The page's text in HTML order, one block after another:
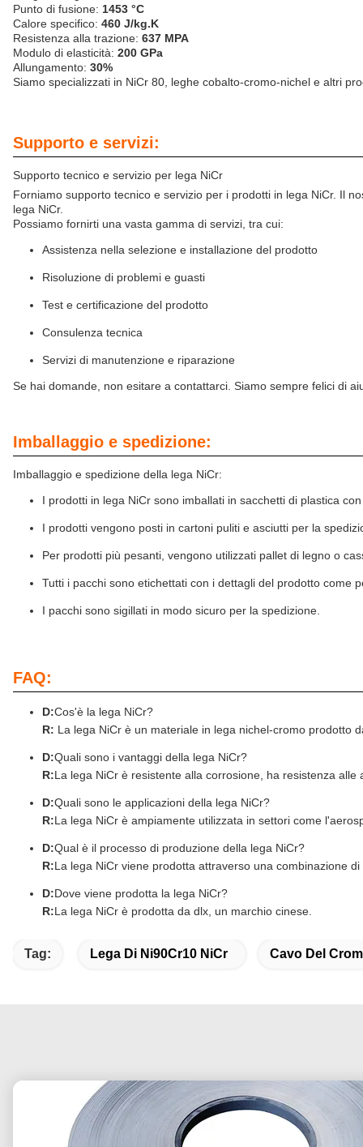
Punto di fusione: 1453 °C
Calore specifico: 460 J/kg.K
Resistenza alla trazione: 637 MPA
Modulo di elasticità: 200 GPa
Allungamento: 30%
Siamo specializzati in NiCr 80, leghe cobalto-cromo-nichel e altri
Supporto e servizi:
Supporto tecnico e servizio per lega NiCr
Forniamo supporto tecnico e servizio per i prodotti in lega NiCr. Il
lega NiCr.
Possiamo fornirti una vasta gamma di servizi, tra cui:
Assistenza nella selezione e installazione del prodotto
Risoluzione di problemi e guasti
Test e certificazione del prodotto
Consulenza tecnica
Servizi di manutenzione e riparazione
Se hai domande, non esitare a contattarci. Siamo sempre felici di
Imballaggio e spedizione:
Imballaggio e spedizione della lega NiCr:
I prodotti in lega NiCr sono imballati in sacchetti di plastica
I prodotti vengono posti in cartoni puliti e asciutti per la
Per prodotti più pesanti, vengono utilizzati pallet di legno o
Tutti i pacchi sono etichettati con i dettagli del prodotto come
I pacchi sono sigillati in modo sicuro per la spedizione.
FAQ:
D:Cos'è la lega NiCr?
R: La lega NiCr è un materiale in lega nichel-cromo prodotto
D:Quali sono i vantaggi della lega NiCr?
R:La lega NiCr è resistente alla corrosione, ha resistenza
D:Quali sono le applicazioni della lega NiCr?
R:La lega NiCr è ampiamente utilizzata in settori come
D:Qual è il processo di produzione della lega NiCr?
R:La lega NiCr viene prodotta attraverso una combinazione
D:Dove viene prodotta la lega NiCr?
R:La lega NiCr è prodotta da dlx, un marchio cinese.
Tag: Lega Di Ni90Cr10 NiCr Cavo Del